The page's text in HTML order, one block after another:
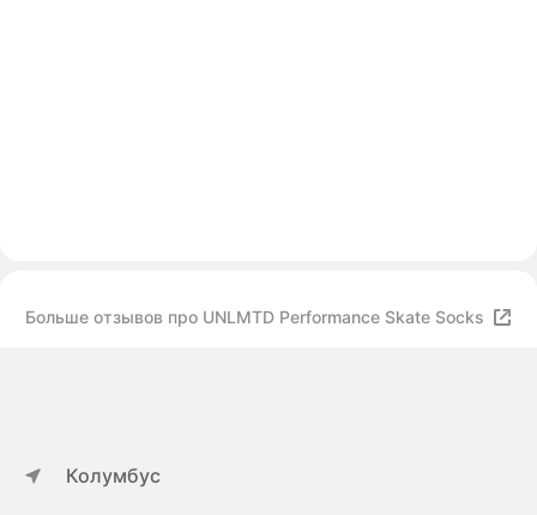
Больше отзывов про UNLMTD Performance Skate Socks
Колумбус